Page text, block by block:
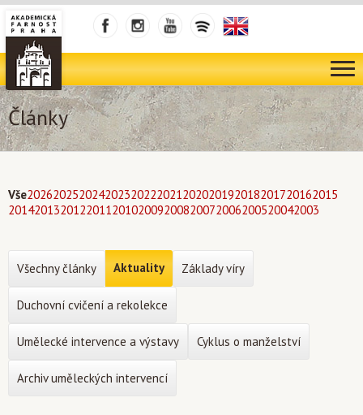
Články
Vše202620252024202320222021202020192018201720162015
201420132012201120102009200820072006200520042003
Všechny články Aktuality Základy víry
Duchovní cvičení a rekolekce
Umělecké intervence a výstavy Cyklus o manželství
Archiv uměleckých intervencí